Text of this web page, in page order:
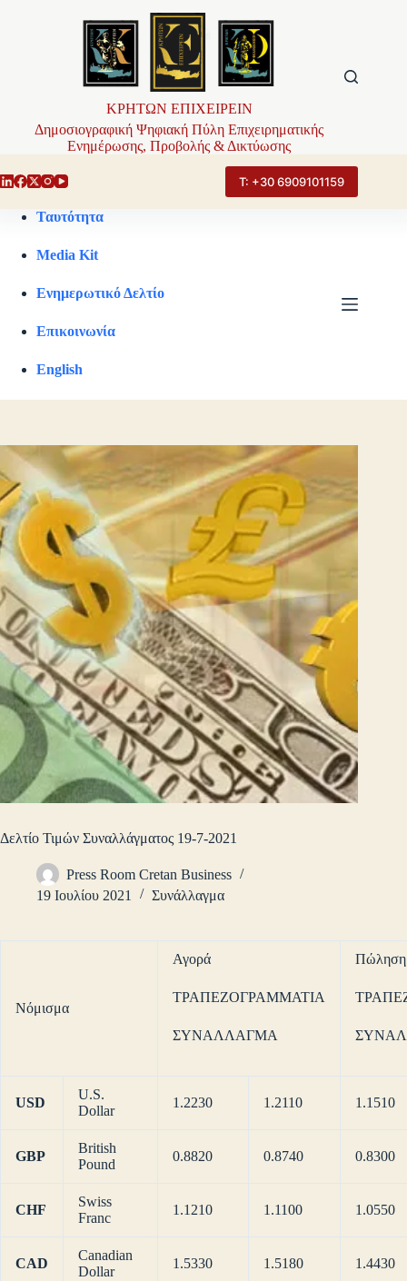
ΚΡΗΤΩΝ ΕΠΙΧΕΙΡΕΙΝ
Δημοσιογραφική Ψηφιακή Πύλη Επιχειρηματικής
Ενημέρωσης, Προβολής & Δικτύωσης
Τ: +30 6909101159
Ταυτότητα
Media Kit
Ενημερωτικό Δελτίο
Επικοινωνία
English
Δελτίο Τιμών Συναλλάγματος 19-7-2021
Press Room Cretan Business
19 Ιουλίου 2021
Συνάλλαγμα
Νόμισμα
Αγορά
ΤΡΑΠΕΖΟΓΡΑΜΜΑΤΙΑ
ΣΥΝΑΛΛΑΓΜΑ
Πώληση
USD
U.S.
Dollar
1.2230 1.2110 1.1510
GBP
British
Pound
0.8820 0.8740 0.8300
CHF
Swiss
Franc
1.1210 1.1100 1.0550
CAD
Canadian
Dollar
1.5330 1.5180 1.4430